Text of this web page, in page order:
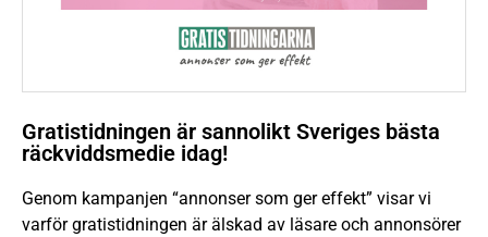
Gratistidningen är sannolikt Sveriges bästa
räckviddsmedie idag!
Genom kampanjen “annonser som ger effekt” visar vi
varför gratistidningen är älskad av läsare och annonsörer